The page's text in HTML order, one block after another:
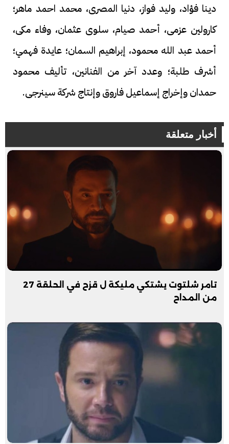
دينا فؤاد، وليد فواز، دنيا المصرى، محمد احمد ماهر؛
كارولين عزمى، أحمد صيام، سلوى عثمان، وفاء مكى،
أحمد عبد الله محمود، إبراهيم السمان؛ عايدة فهمي؛
أشرف طلبة؛ وعدد آخر من الفنانين، تأليف محمود
حمدان وإخراج إسماعيل فاروق وإنتاج شركة سينرجى.
أخبار متعلقة
تامر شلتوت يشتكي مليكة ل قزح في الحلقة 27
من المداح